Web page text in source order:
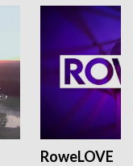
RoweLOVE